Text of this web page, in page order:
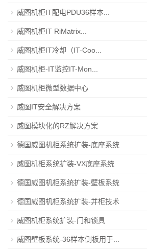
威图机柜IT配电PDU36样本...
威图机柜IT RiMatrix...
威图机柜IT冷却（IT-Coo...
威图机柜-IT监控IT-Mon...
威图机柜微型数据中心
威图IT安全解决方案
威图模块化的RZ解决方案
德国威图机柜系统扩装-底座系统
威图机柜系统扩装-VX底座系统
德国威图机柜系统扩装-壁板系统
德国威图机柜系统扩装-并柜技术
威图机柜系统扩装-门和锁具
威图壁板系统-36样本侧板用于...